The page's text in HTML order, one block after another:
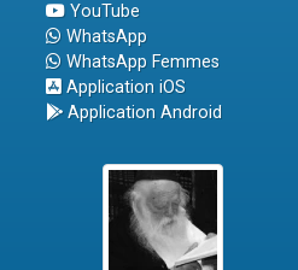
YouTube
WhatsApp
WhatsApp Femmes
Application iOS
Application Android